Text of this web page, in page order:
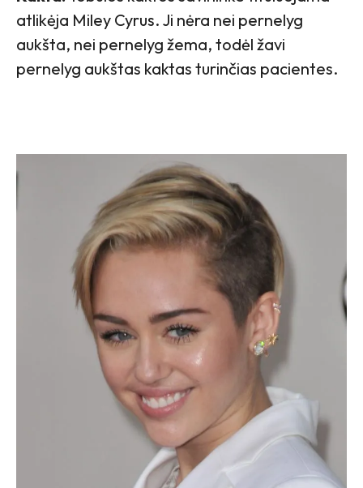
atlikėja Miley Cyrus. Ji nėra nei pernelyg
aukšta, nei pernelyg žema, todėl žavi
pernelyg aukštas kaktas turinčias pacientes.